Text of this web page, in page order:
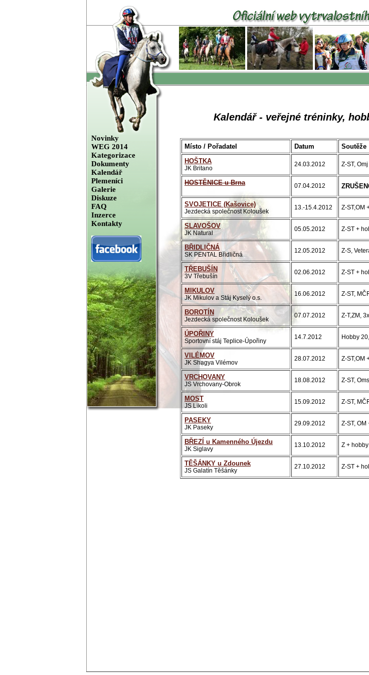
Kalendář - veřejné tréninky,
Místo / Pořadatel Datum
Soutěže
HOŠTKA
JK Britano
24.03.2012 Z-ST,
HOSTĚNICE u Brna 07.04.2012
SVOJETICE (Kašovice)
Jezdecká společnost Koloušek
13.-15.4.2012 Z-ST,OM
SLAVOŠOV
JK Natural
05.05.2012 Z-ST +
BŘIDLIČNÁ
SK PENTAL Břidličná
12.05.2012 Z-S,
TŘEBUŠÍN
3V Třebušín
02.06.2012 Z-ST +
MIKULOV
JK Mikulov a Stáj Kyselý o.s.
16.06.2012 Z-ST,
BOROTÍN
Jezdecká společnost Koloušek
07.07.2012 Z-T,ZM,
ÚPOŘINY
Sportovní stáj Teplice-Úpořiny
14.7.2012 Hobby
VILÉMOV
JK Shagya Vilémov
28.07.2012 Z-ST,OM
VRCHOVANY
JS Vrchovany-Obrok
18.08.2012 Z-ST,
MOST
JS Likoli
15.09.2012 Z-ST,
PASEKY
JK Paseky
29.09.2012 Z-ST, OM
BŘEZÍ u Kamenného Újezdu
JK Siglavy
13.10.2012 Z + hobby
TĚŠÁNKY u Zdounek
JS Galatín Těšánky
27.10.2012 Z-ST +
Novinky
WEG 2014
Kategorizace
Dokumenty
Kalendář
Plemeníci
Galerie
Diskuze
FAQ
Inzerce
Kontakty